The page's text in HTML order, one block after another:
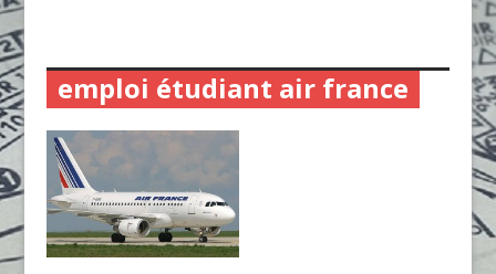
emploi étudiant air france